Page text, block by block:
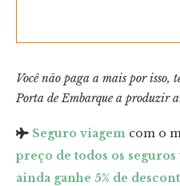
Você não paga a mais por isso,
Porta de Embarque a produzir
Seguro viagem com o
preço de todos os seguros
ainda ganhe 5% de